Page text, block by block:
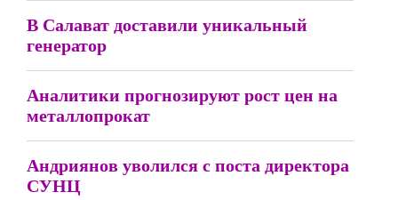
В Салават доставили уникальный
генератор
Аналитики прогнозируют рост цен на
металлопрокат
Андриянов уволился с поста директора
СУНЦ